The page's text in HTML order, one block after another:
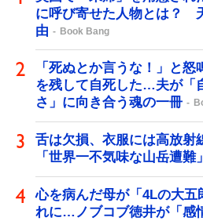
に呼び寄せた人物とは？
由
Book Bang
「死ぬとか言うな！」と
を残して自死した…夫が「
さ」に向き合う魂の一冊
舌は欠損、衣服には高放
「世界一不気味な山岳遭難
心を病んだ母が「4Lの大
れに…ノブコブ徳井が「感